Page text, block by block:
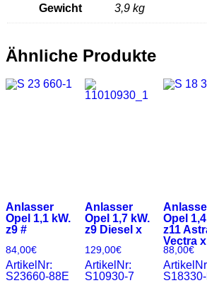
Gewicht 3,9 kg
Ähnliche Produkte
Anlasser
Opel 1,1 kW.
z9 #
84,00€
ArtikelNr:
S23660-88E
Anlasser
Opel 1,7 kW.
z9 Diesel x
129,00€
ArtikelNr:
S10930-7
Opel
z11
Vectra x
88,00€